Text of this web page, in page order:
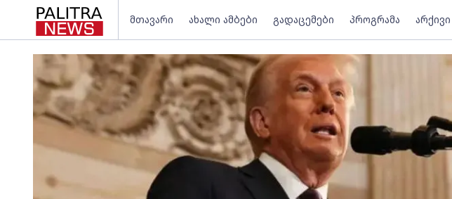
მთავარი ახალი ამბები გადაცემები პროგრამა არქივი